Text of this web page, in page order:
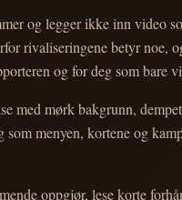
og legger ikke inn video
rivaliseringene betyr noe,
og for deg som bare
med mørk bakgrunn,
som menyen, kortene og
oppgjør, lese korte